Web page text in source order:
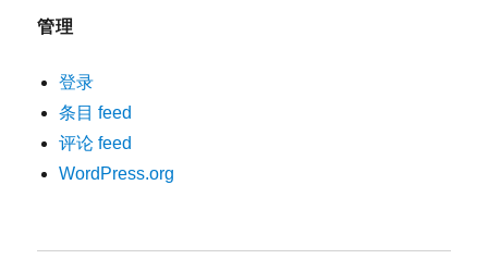
管理
登录
条目 feed
评论 feed
WordPress.org